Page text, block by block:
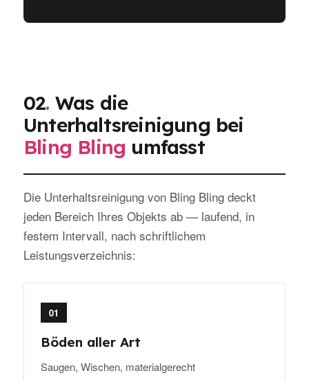
02. Was die
Unterhaltsreinigung bei
Bling Bling umfasst
Die Unterhaltsreinigung von Bling Bling deckt
jeden Bereich Ihres Objekts ab — laufend, in
festem Intervall, nach schriftlichem
Leistungsverzeichnis:
01
Böden aller Art
Saugen, Wischen, materialgerecht